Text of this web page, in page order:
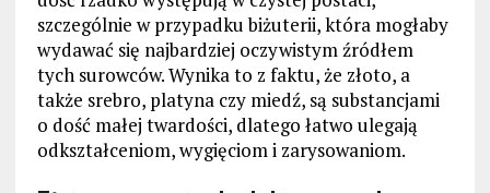
szczególnie w przypadku biżuterii, która mogłaby
wydawać się najbardziej oczywistym źródłem
tych surowców. Wynika to z faktu, że złoto, a
także srebro, platyna czy miedź, są substancjami
o dość małej twardości, dlatego łatwo ulegają
odkształceniom, wygięciom i zarysowaniom.